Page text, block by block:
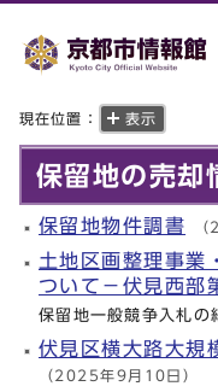
現在位置： 表示
保留地の売却
保留地物件調書
土地区画整理事業
ついて－伏見西部
保留地一般競争入札の
伏見区横大路大規
（2025年9月10日）